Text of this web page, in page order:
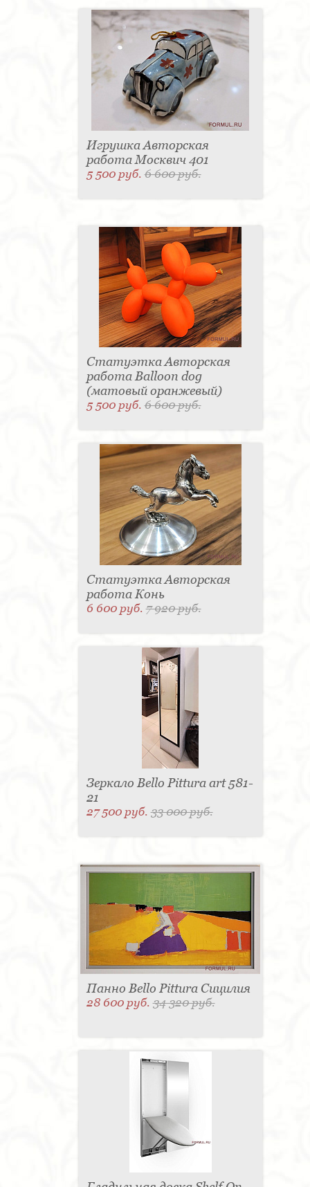
Игрушка Авторская
работа Москвич 401
5 500 руб.6 600 руб.
Статуэтка Авторская
работа Balloon dog
(матовый оранжевый)
5 500 руб.6 600 руб.
Статуэтка Авторская
работа Конь
6 600 руб.7 920 руб.
Зеркало Bello Pittura art 581-
21
27 500 руб.33 000 руб.
Панно Bello Pittura Сицилия
28 600 руб.34 320 руб.